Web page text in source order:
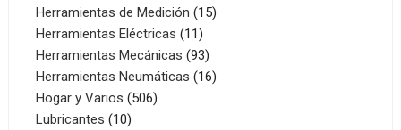
productos
Herramientas de Medición 1515
Herramientas Eléctricas 1111
productos
Herramientas Mecánicas 9393
productos
Herramientas Neumáticas 1616
Hogar y Varios 506506
Lubricantes 1010